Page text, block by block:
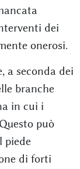
dei
onerosi.
a seconda dei
branche
in cui i
può
piede
di forti